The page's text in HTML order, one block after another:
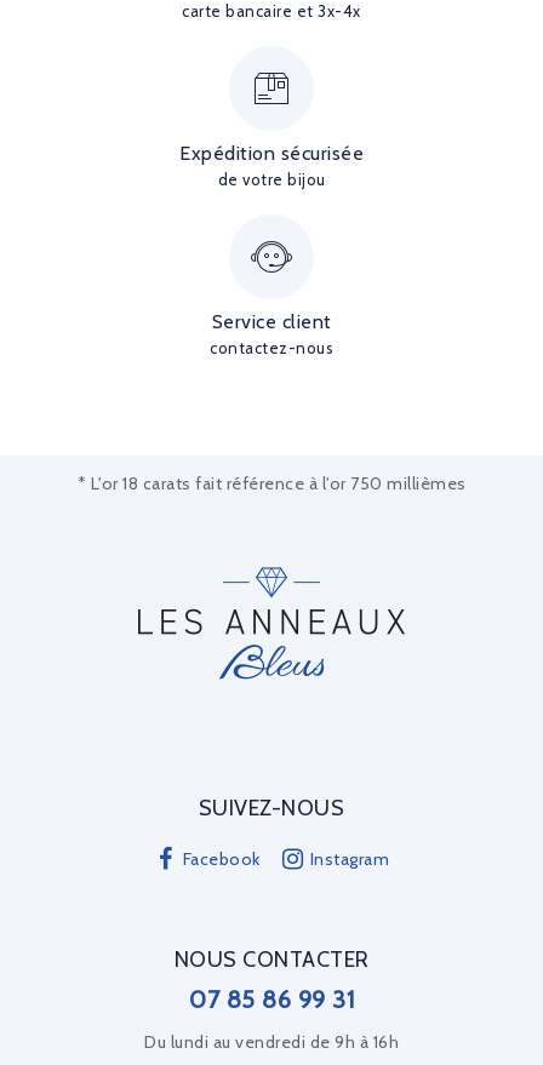
carte bancaire et 3x-4x
Expédition sécurisée
de votre bijou
Service client
contactez-nous
* L'or 18 carats fait référence à l'or 750 millièmes
SUIVEZ-NOUS
Facebook Instagram
NOUS CONTACTER
07 85 86 99 31
Du lundi au vendredi de 9h à 16h